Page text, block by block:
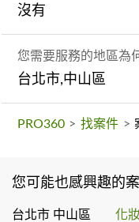
沒有
您需要服務的地區為
台北市,中山區
PRO360 > 找案件 >
您可能也感興趣的案
台北市 中山區 化